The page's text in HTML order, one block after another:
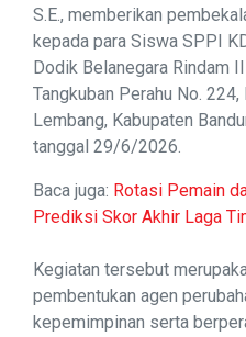
S.E., memberikan
kepada para Siswa SPPI
Dodik Belanegara Rindam
Tangkuban Perahu No.
Lembang, Kabupaten
tanggal 29/6/2026.
Baca juga: Rotasi Pemain
Prediksi Skor Akhir Laga
Kegiatan tersebut
pembentukan agen
kepemimpinan serta